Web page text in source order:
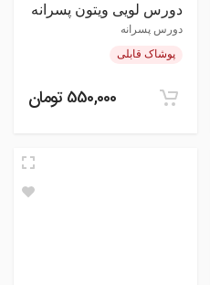
دورس لویی ویتون پسرانه
دورس پسرانه
پوشاک قابلی
550,000 تومان